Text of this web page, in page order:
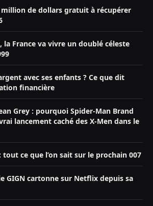
million de dollars gratuit à récupérer
la France va vivre un doublé céleste
avec ses enfants ? Ce que dit
financière
Grey : pourquoi Spider-Man Brand
lancement caché des X-Men dans le
tout ce que l’on sait sur le prochain 007
GIGN cartonne sur Netflix depuis sa